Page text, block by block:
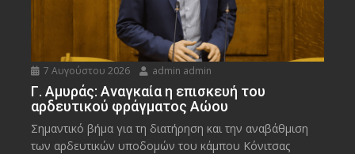
7 Αυγούστου 2026 admin admin
Γ. Αμυράς: Αναγκαία η επισκευή του
αρδευτικού φράγματος Αώου
Σημαντικό βήμα για τη διατήρηση και την αναβάθμιση
των αρδευτικών υποδομών του κάμπου Κόνιτσας